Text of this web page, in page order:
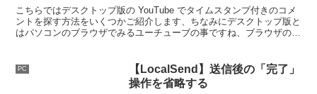
こちらではデスクトップ版の YouTube でタイムスタンプ付きのコメ
ントを探す方法をいくつかご紹介します、ちなみにデスクトップ版と
はパソコンのブラウザでみるユーチューブの事ですね、ブラウザの検
PC
【LocalSend】送信後の「完了」
操作を省略する